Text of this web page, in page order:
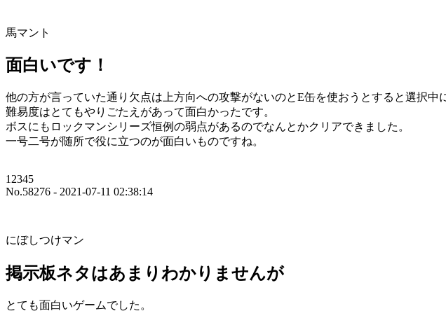
馬マント
面白いです！
他の方が言っていた通り欠点は上方向への攻撃がないのとE缶を使おうとすると選択中
難易度はとてもやりごたえがあって面白かったです。
ボスにもロックマンシリーズ恒例の弱点があるのでなんとかクリアできました。
一号二号が随所で役に立つのが面白いものですね。
12345
No.58276 - 2021-07-11 02:38:14
にぼしつけマン
掲示板ネタはあまりわかりませんが
とても面白いゲームでした。